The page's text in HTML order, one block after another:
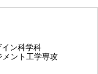
ン科学科
ント工学専攻